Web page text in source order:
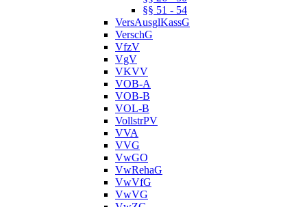
§§ 51 - 54
VersAusglKassG
VerschG
VfzV
VgV
VKVV
VOB-A
VOB-B
VOL-B
VollstrPV
VVA
VVG
VwGO
VwRehaG
VwVfG
VwVG